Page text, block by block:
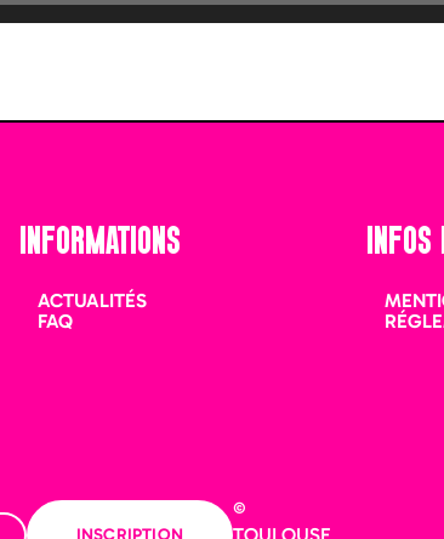
INFORMATIONS
ACTUALITÉS
FAQ
©
TOULOUSE
INSCRIPTION